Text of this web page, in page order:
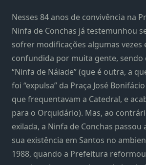
Nesses 84 anos de convivência na
Ninfa de Conchas já testemunhou
sofrer modificações algumas vezes
confundida por muita gente, sendo
“Ninfa de Náiade” (que é outra, a
foi “expulsa” da Praça José
que frequentavam a Catedral, e
para o Orquidário). Mas, ao
exilada, a Ninfa de Conchas
sua existência em Santos no
1988, quando a Prefeitura